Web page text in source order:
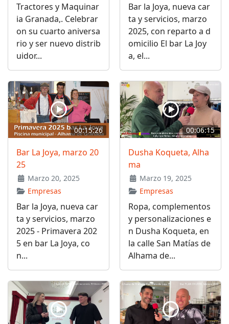
Tractores y Maquinar
ia Granada,. Celebrar
on su cuarto aniversa
rio y ser nuevo distrib
uidor...
Bar la Joya, nueva car
ta y servicios, marzo
2025, con reparto a d
omicilio El bar La Joy
a, el...
00:15:26
Bar La Joya, marzo 20
25
Marzo 20, 2025
Empresas
Bar la Joya, nueva car
ta y servicios, marzo
2025 - Primavera 202
5 en bar La Joya, co
n...
00:06:15
Dusha Koqueta, Alha
ma
Marzo 19, 2025
Empresas
Ropa, complementos
y personalizaciones e
n Dusha Koqueta, en
la calle San Matías de
Alhama de...